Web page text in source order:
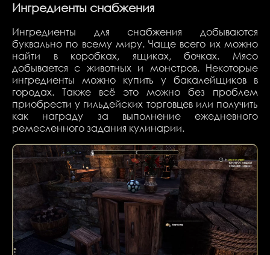
Ингредиенты снабжения
Ингредиенты для снабжения добываются
буквально по всему миру. Чаще всего их можно
найти в коробках, ящиках, бочках. Мясо
добывается с животных и монстров. Некоторые
ингредиенты можно купить у бакалейщиков в
городах. Также всё это можно без проблем
приобрести у гильдейских торговцев или получить
как награду за выполнение ежедневного
ремесленного задания кулинарии.